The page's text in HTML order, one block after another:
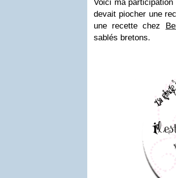
Voici ma
devait piocher une
une recette chez
sablés bretons.